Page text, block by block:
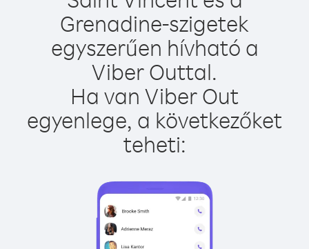
Grenadine-szigetek
egyszerűen hívható a
Viber Outtal.
Ha van Viber Out
egyenlege, a következőket
teheti: